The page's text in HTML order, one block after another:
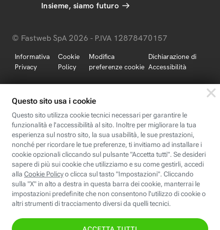
Insieme, siamo futuro
© Fastweb SpA 2026 - P.IVA 12878470157
Informativa
Privacy
Cookie
Policy
Modifica
preferenze cookie
Dichiarazione di
Accessibilità